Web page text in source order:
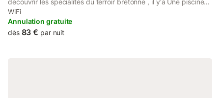
decouvrir les specialités du terroir bretonne , il y'a Une piscine
avec sauna hammam jacuzzi non loin et une très belle plage
trégastel que vous allez Adorer découvrir avec toute l'histoire
du Rest ...
WiFi
Annulation gratuite
dès 83 € par nuit